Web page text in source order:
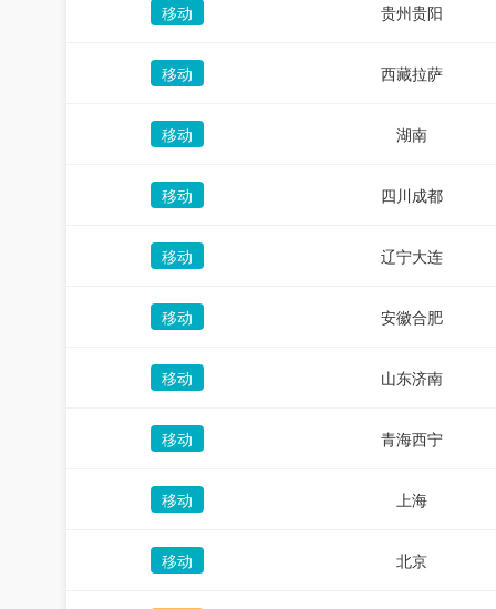
移动 贵州贵阳
移动 西藏拉萨
移动 湖南
移动 四川成都
移动 辽宁大连
移动 安徽合肥
移动 山东济南
移动 青海西宁
移动 上海
移动 北京